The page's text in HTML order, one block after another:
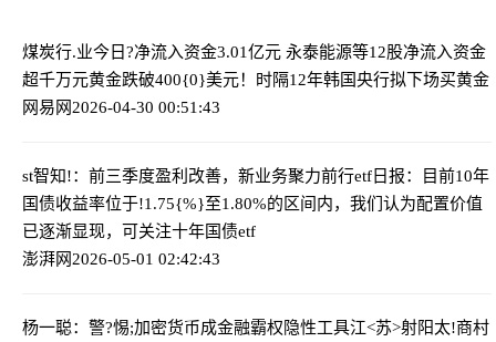
煤炭行.业今日?净流入资金3.01亿元 永泰能源等12股净流入资金
超千万元黄金跌破400{0}美元！时隔12年韩国央行拟下场买黄金
网易网2026-04-30 00:51:43
st智知!：前三季度盈利改善，新业务聚力前行etf日报：目前10年
国债收益率位于!1.75{%}至1.80%的区间内，我们认为配置价值
已逐渐显现，可关注十年国债etf
澎湃网2026-05-01 02:42:43
杨一聪：警?惕;加密货币成金融霸权隐性工具江<苏>射阳太!商村